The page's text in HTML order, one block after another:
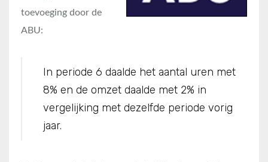
toevoeging door de
ABU:
In periode 6 daalde het aantal uren met
8% en de omzet daalde met 2% in
vergelijking met dezelfde periode vorig
jaar.